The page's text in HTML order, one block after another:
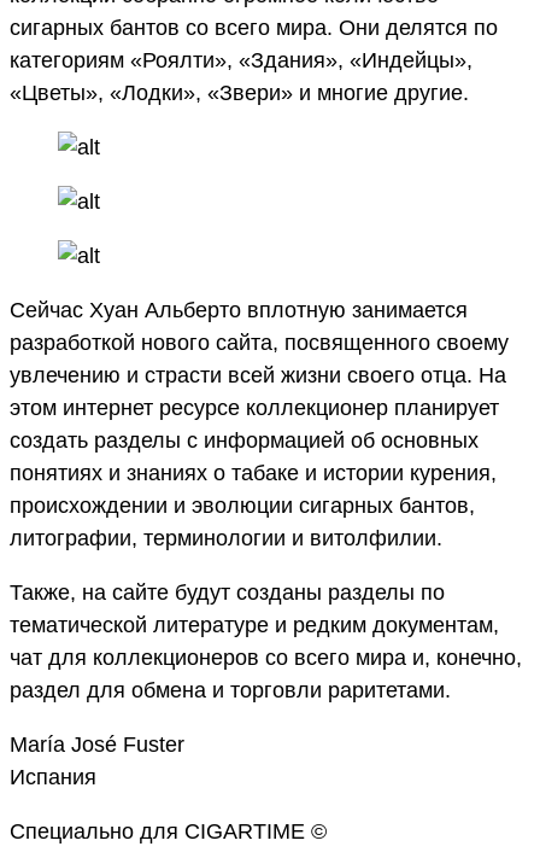
сигарных бантов со всего мира. Они делятся по
категориям «Роялти», «Здания», «Индейцы»,
«Цветы», «Лодки», «Звери» и многие другие.
Сейчас Хуан Альберто вплотную занимается
разработкой нового сайта, посвященного своему
увлечению и страсти всей жизни своего отца. На
этом интернет ресурсе коллекционер планирует
создать разделы с информацией об основных
понятиях и знаниях о табаке и истории курения,
происхождении и эволюции сигарных бантов,
литографии, терминологии и витолфилии.
Также, на сайте будут созданы разделы по
тематической литературе и редким документам,
чат для коллекционеров со всего мира и, конечно,
раздел для обмена и торговли раритетами.
María José Fuster
Испания
Специально для CIGARTIME ©